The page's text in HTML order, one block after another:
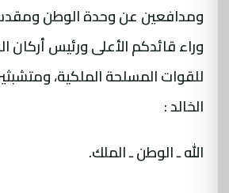
ومدافعين عن وحدة الوطن
وراء قائدكم الأعلى ورئيس أركان
للقوات المسلحة الملكية،
الخالد :
الله ـ الوطن ـ الملك.